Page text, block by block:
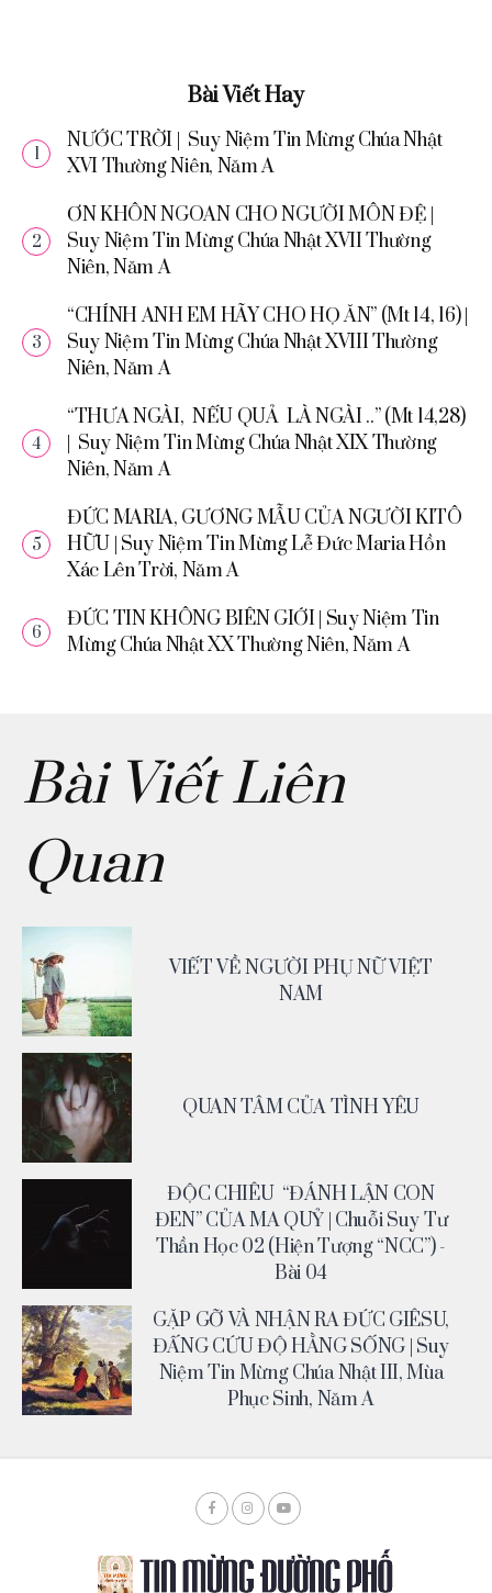
Bài Viết Hay
NƯỚC TRỜI | Suy Niệm Tin Mừng Chúa Nhật
XVI Thường Niên, Năm A
ƠN KHÔN NGOAN CHO NGƯỜI MÔN ĐỆ |
Suy Niệm Tin Mừng Chúa Nhật XVII Thường
Niên, Năm A
“CHÍNH ANH EM HÃY CHO HỌ ĂN” (Mt 14, 16) |
Suy Niệm Tin Mừng Chúa Nhật XVIII Thường
Niên, Năm A
“THƯA NGÀI, NẾU QUẢ LÀ NGÀI ..” (Mt 14,28)
| Suy Niệm Tin Mừng Chúa Nhật XIX Thường
Niên, Năm A
ĐỨC MARIA, GƯƠNG MẪU CỦA NGƯỜI KITÔ
HỮU | Suy Niệm Tin Mừng Lễ Đức Maria Hồn
Xác Lên Trời, Năm A
ĐỨC TIN KHÔNG BIÊN GIỚI | Suy Niệm Tin
Mừng Chúa Nhật XX Thường Niên, Năm A
Bài Viết Liên
Quan
VIẾT VỀ NGƯỜI PHỤ NỮ VIỆT
NAM
QUAN TÂM CỦA TÌNH YÊU
ĐỘC CHIÊU “ĐÁNH LẬN CON
ĐEN” CỦA MA QUỶ | Chuỗi Suy Tư
Thần Học 02 (Hiện Tượng “NCC”) -
Bài 04
GẶP GỠ VÀ NHẬN RA ĐỨC GIÊSU,
ĐẤNG CỨU ĐỘ HẰNG SỐNG | Suy
Niệm Tin Mừng Chúa Nhật III, Mùa
Phục Sinh, Năm A